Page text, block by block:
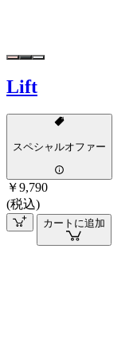
Lift
スペシャルオファー
￥9,790
(税込)
カートに追加